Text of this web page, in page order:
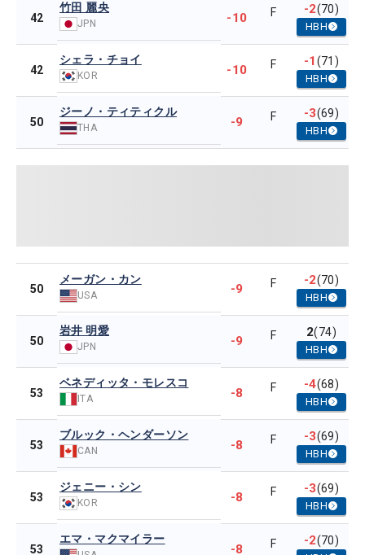
42
竹田 麗央
JPN -10 F -2(70)
HBH
42
シェラ・チョイ
KOR -10 F -1(71)
HBH
50
ジーノ・ティティクル
THA -9 F -3(69)
HBH
50
メーガン・カン
USA -9 F -2(70)
HBH
50
岩井 明愛
JPN -9 F 2(74)
HBH
53
ベネディッタ・モレスコ
ITA -8 F -4(68)
HBH
53
ブルック・ヘンダーソン
CAN -8 F -3(69)
HBH
53
ジェニー・シン
KOR -8 F -3(69)
HBH
53
エマ・マクマイラー
-8 F -2(70)